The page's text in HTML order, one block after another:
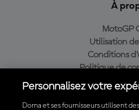
À
MotoGP
Utilisation
Conditions
Politique de
Politique
Personnalisez votre
Dorna et ses fournisseurs utilisent